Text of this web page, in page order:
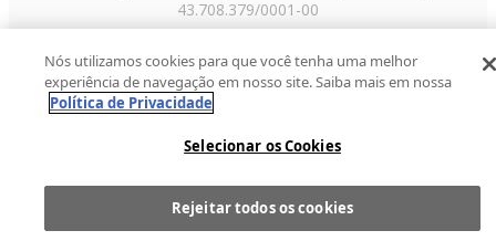
43.708.379/0001-00
Paulo/SP, CEP 02029-001, Telefone: 11 3003-3728 ©
2013 Fast Shop - Todos os direitos reservadosRF
Nós utilizamos cookies para que você tenha uma melhor
experiência de navegação em nosso site. Saiba mais em nossa
Política de Privacidade
Selecionar os Cookies
Rejeitar todos os cookies